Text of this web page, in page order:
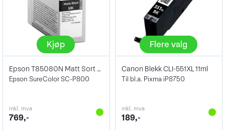
Kjøp
Epson T85080N Matt Sort 80ml
Epson SureColor SC-P800
inkl. mva
769,-
Flere valg
Canon Blekk CLI-551XL 11ml
Til bl.a. Pixma iP8750
inkl. mva
189,-